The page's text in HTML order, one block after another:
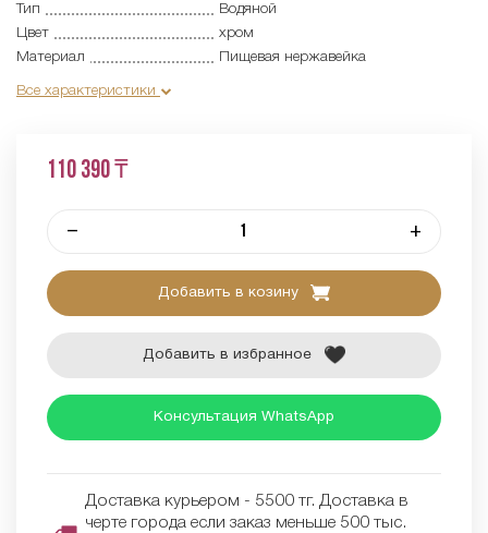
Тип
Водяной
Цвет
хром
Материал
Пищевая нержавейка
Все характеристики
110 390 ₸
– +
Добавить в козину
Добавить в избранное
Консультация WhatsApp
Доставка курьером - 5500 тг. Доставка в
черте города если заказ меньше 500 тыс.